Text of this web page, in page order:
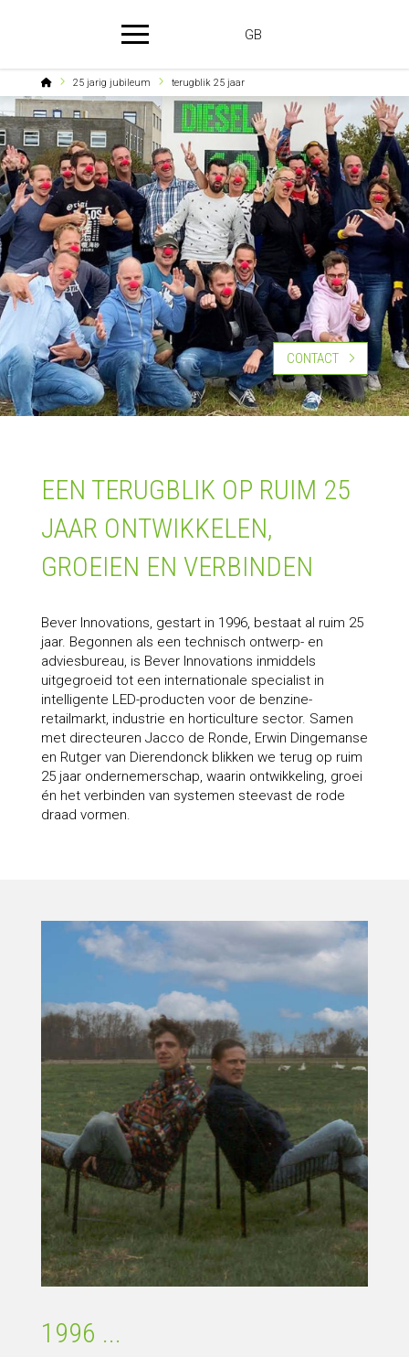
GB
Home25 jarig jubileum terugblik 25 jaar
CONTACT
EEN TERUGBLIK OP RUIM 25
JAAR ONTWIKKELEN,
GROEIEN EN VERBINDEN
Bever Innovations, gestart in 1996, bestaat al ruim 25
jaar. Begonnen als een technisch ontwerp- en
adviesbureau, is Bever Innovations inmiddels
uitgegroeid tot een internationale specialist in
intelligente LED-producten voor de benzine-
retailmarkt, industrie en horticulture sector. Samen
met directeuren Jacco de Ronde, Erwin Dingemanse
en Rutger van Dierendonck blikken we terug op ruim
25 jaar ondernemerschap, waarin ontwikkeling, groei
én het verbinden van systemen steevast de rode
draad vormen.
1996 ...